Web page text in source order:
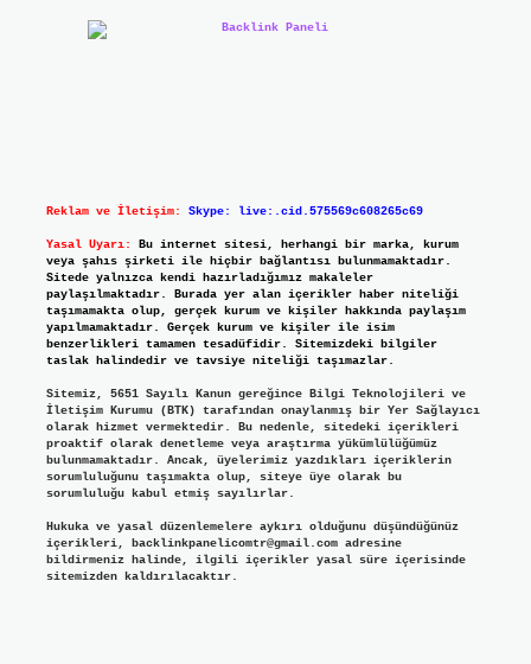
Reklam ve İletişim: Skype: live:.cid.575569c608265c69
Yasal Uyarı:
Bu internet sitesi, herhangi bir marka, kurum
veya şahıs şirketi ile hiçbir bağlantısı bulunmamaktadır.
Sitede yalnızca kendi hazırladığımız makaleler
paylaşılmaktadır. Burada yer alan içerikler haber niteliği
taşımamakta olup, gerçek kurum ve kişiler hakkında paylaşım
yapılmamaktadır. Gerçek kurum ve kişiler ile isim
benzerlikleri tamamen tesadüfidir. Sitemizdeki bilgiler
taslak halindedir ve tavsiye niteliği taşımazlar.
Sitemiz, 5651 Sayılı Kanun gereğince Bilgi Teknolojileri ve
İletişim Kurumu (BTK) tarafından onaylanmış bir Yer Sağlayıcı
olarak hizmet vermektedir. Bu nedenle, sitedeki içerikleri
proaktif olarak denetleme veya araştırma yükümlülüğümüz
bulunmamaktadır. Ancak, üyelerimiz yazdıkları içeriklerin
sorumluluğunu taşımakta olup, siteye üye olarak bu
sorumluluğu kabul etmiş sayılırlar.
Hukuka ve yasal düzenlemelere aykırı olduğunu düşündüğünüz
içerikleri, backlinkpanelicomtr@gmail.comadresine
bildirmeniz halinde, ilgili içerikler yasal süre içerisinde
sitemizden kaldırılacaktır.